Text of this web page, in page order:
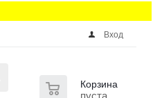
Вход
Корзина
пуста